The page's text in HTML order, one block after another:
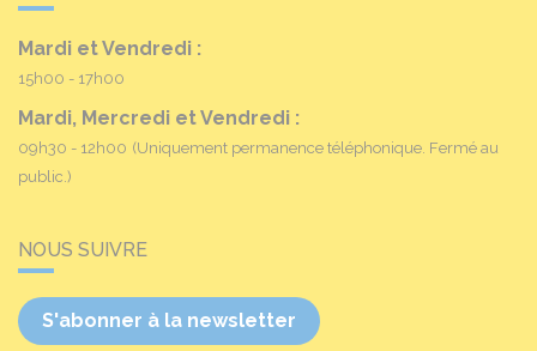
Mardi et Vendredi :
15h00 - 17h00
Mardi, Mercredi et Vendredi :
09h30 - 12h00 (Uniquement permanence téléphonique. Fermé au
public.)
NOUS SUIVRE
S'abonner à la newsletter